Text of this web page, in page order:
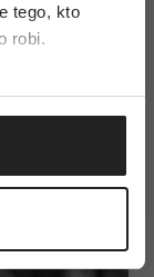
tego, kto
robi.
również:
lokalizacji
kilku metrów